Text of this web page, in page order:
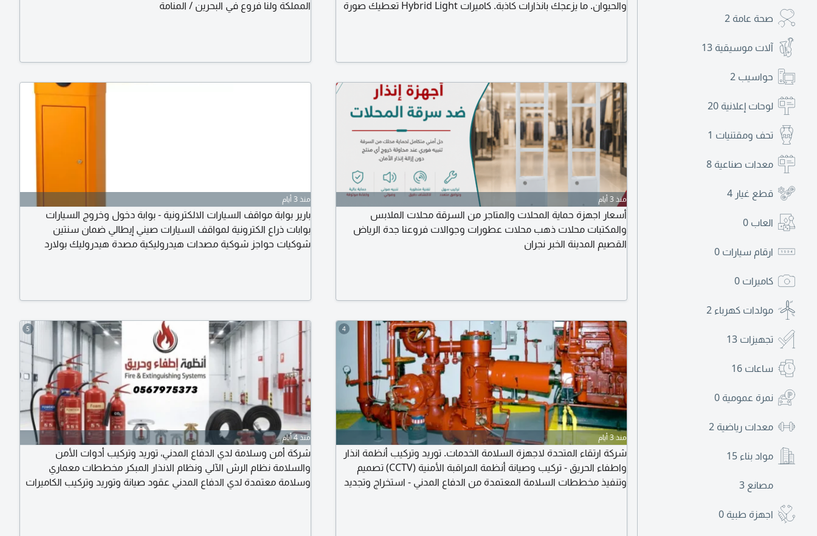
صحة عامة 2
آلات موسيقية 13
حواسيب 2
لوحات إعلانية 20
تحف ومقتنيات 1
معدات صناعية 8
قطع غيار 4
العاب 0
ارقام سيارات 0
كاميرات 0
مولدات كهرباء 2
تجهيزات 13
ساعات 16
نمرة عمومية 0
معدات رياضية 2
مواد بناء 15
مصانع 3
اجهزة طبية 0
والحيوان. ما يزعجك بانذارات كاذبة. كاميرات Hybrid Light تعطيك صورة
المملكة ولنا فروع في البحرين / المنامة
منذ 3 أيام
أسعار اجهزة حماية المحلات والمتاجر من السرقة محلات الملابس
والمكتبات محلات ذهب محلات عطورات وجوالات فروعنا جدة الرياض
القصيم المدينة الخبر نجران
منذ 3 أيام
بارير بوابة مواقف السيارات الالكترونية - بوابة دخول وخروج السيارات
بوابات ذراع الكترونية لمواقف السيارات صيني إيطالي ضمان سنتين
شوكيات حواجز شوكية مصدات هيدروليكية مصدة هيدروليك بولارد
4
منذ 3 أيام
شركة ارتقاء المتحدة لاجهزة السلامة الخدمات. توريد وتركيب أنظمة انذار
واطفاء الحريق - تركيب وصيانة أنظمة المراقبة الأمنية (CCTV) تصميم
وتنفيذ مخططات السلامة المعتمدة من الدفاع المدني - استخراج وتجديد
5
منذ 4 أيام
شركة أمن وسلامة لدي الدفاع المدني، توريد وتركيب أدوات الأمن
والسلامة نظام الرش الآلي ونظام الانذار المبكر مخططات معماري
وسلامة معتمدة لدي الدفاع المدني عقود صيانة وتوريد وتركيب الكاميرات